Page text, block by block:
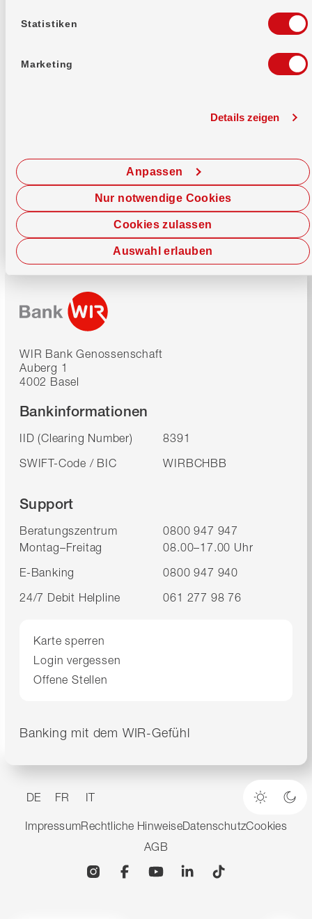
Statistiken
Marketing
Details zeigen
Cookies zulassen
Anpassen
Auswahl erlauben
Nur notwendige Cookies
Jetzt chatten
WIR Bank Genossenschaft
Auberg 1
4002 Basel
Bankinformationen
IID (Clearing Number)
8391
SWIFT-Code / BIC
WIRBCHBB
Support
Beratungszentrum
0800 947 947
Montag–Freitag
08.00–17.00 Uhr
E-Banking
0800 947 940
24/7 Debit Helpline
061 277 98 76
Karte sperren
Login vergessen
Offene Stellen
Banking mit dem WIR-Gefühl
DE FR IT
Heller
ImpressumRechtliche HinweiseDatenschutzCookies
AGB
InstagramFacebookYouTubeLinkedin